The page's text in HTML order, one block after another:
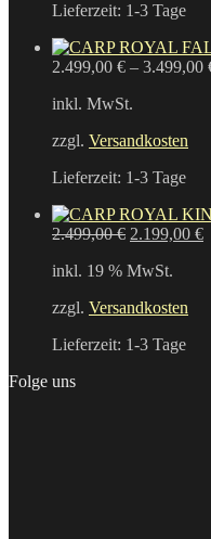
Lieferzeit: 1-3 Tage
2.499,00 € – 3.499,00
inkl. MwSt.
zzgl. Versandkosten
Lieferzeit: 1-3 Tage
2.499,00€
war:
2.199,00 €
inkl. 19 % MwSt.
zzgl. Versandkosten
Lieferzeit: 1-3 Tage
Folge uns